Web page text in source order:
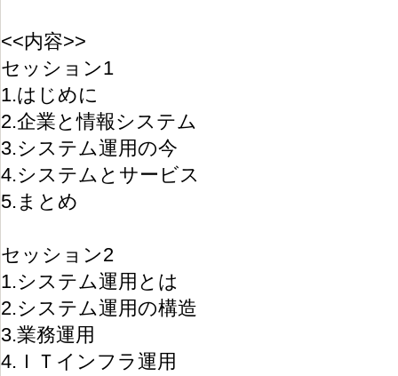
<<内容>>
セッション1
1.はじめに
2.企業と情報システム
3.システム運用の今
4.システムとサービス
5.まとめ
セッション2
1.システム運用とは
2.システム運用の構造
3.業務運用
4.ＩＴインフラ運用